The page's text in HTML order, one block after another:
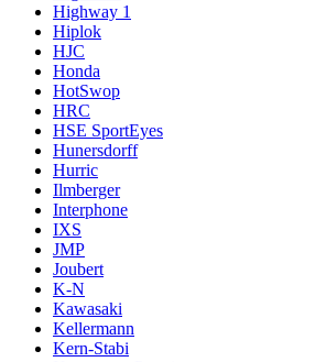
Highway 1
Hiplok
HJC
Honda
HotSwop
HRC
HSE SportEyes
Hunersdorff
Hurric
Ilmberger
Interphone
IXS
JMP
Joubert
K-N
Kawasaki
Kellermann
Kern-Stabi